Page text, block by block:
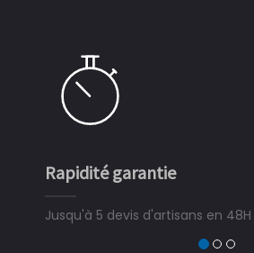
Rapidité garantie
Jusqu'à 5 devis d'artisans en 48H